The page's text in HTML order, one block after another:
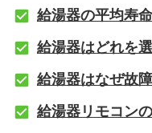
給湯器の平均寿
給湯器はどれを
給湯器はなぜ故
給湯器リモコン